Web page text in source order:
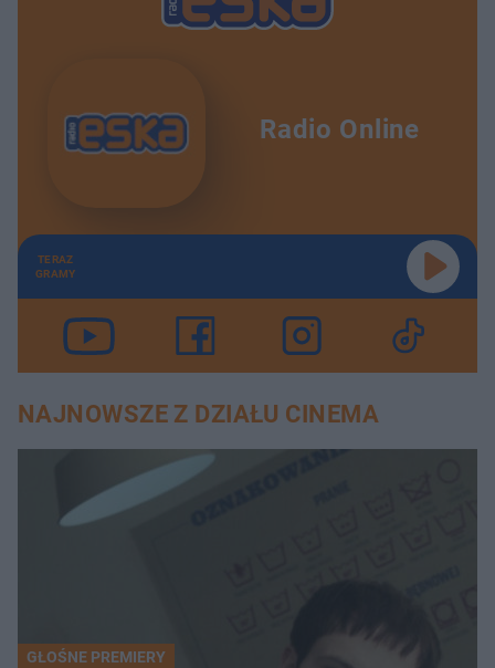
Radio Online
TERAZ
GRAMY
NAJNOWSZE Z DZIAŁU CINEMA
GŁOŚNE PREMIERY